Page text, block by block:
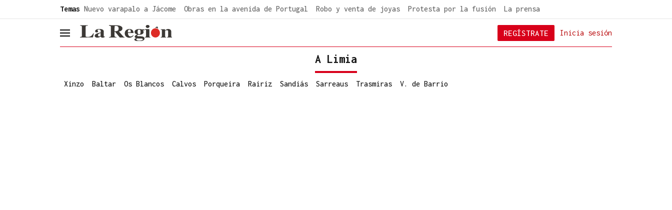
Temas Nuevo varapalo a Jácome Obras en la avenida de Portugal Robo y venta de joyas Protesta por la fusión La prensa
header.menu.open Inicia sesión
REGÍSTRATE
A Limia
Xinzo Baltar Os Blancos Calvos Porqueira Rairiz Sandiás Sarreaus Trasmiras V. de Barrio